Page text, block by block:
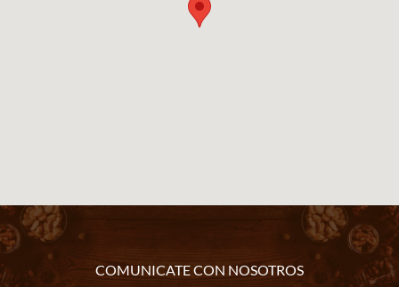
COMUNICATE CON NOSOTROS